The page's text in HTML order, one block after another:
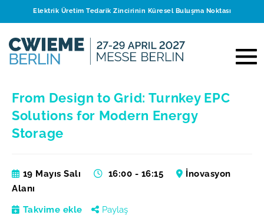
Elektrik Üretim Tedarik Zincirinin Küresel Buluşma Noktası
From Design to Grid: Turnkey EPC
Solutions for Modern Energy
Storage
19 Mayıs Salı 16:00 - 16:15
İnovasyon
Alanı
Takvime ekle Paylaş